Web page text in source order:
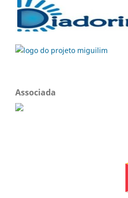
Associada